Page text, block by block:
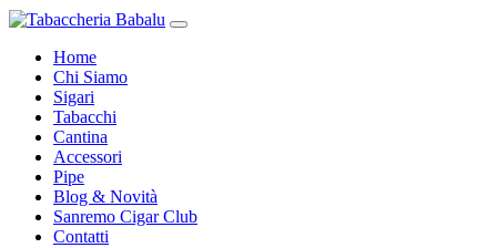
Home
Chi Siamo
Sigari
Tabacchi
Cantina
Accessori
Pipe
Blog & Novità
Sanremo Cigar Club
Contatti